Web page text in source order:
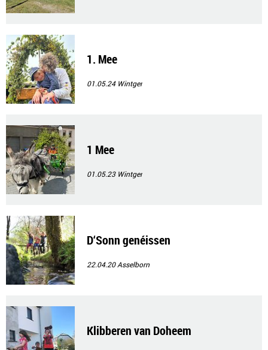
1. Mee
01.05.24 Wintger
1 Mee
01.05.23 Wintger
D‘Sonn genéissen
22.04.20Asselborn
Klibberen van Doheem